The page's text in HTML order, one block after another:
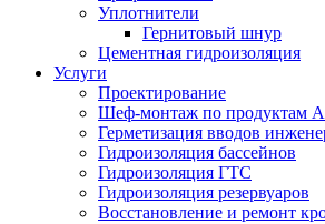
Уплотнители
Гернитовый шнур
Цементная гидроизоляция
Услуги
Проектирование
Шеф-монтаж по продуктам
Герметизация вводов
Гидроизоляция бассейнов
Гидроизоляция ГТС
Гидроизоляция резервуаров
Восстановление и ремонт